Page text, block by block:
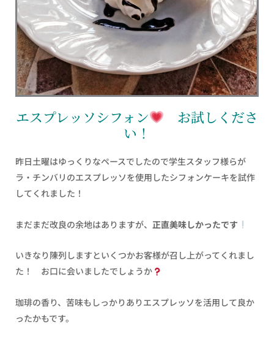
エスプレッソシフォン
お試しくださ
い！
昨日土曜はゆっくりなペースでしたので学生スタッフ様らが
ラ・チンバリのエスプレッソを使用したシフォンケーキを試作
してくれました！
まだまだ改良の余地はありますが、 正直美味しかったです
いきなり陳列しますといくつかお客様が召し上がってくれまし
た！ お口に会いましたでしょうか
珈琲の香り、苦味もしっかりありエスプレッソを活用して良か
ったかもです。